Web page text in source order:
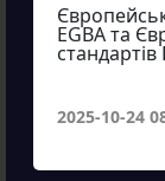
EGBA та
2025-10-24